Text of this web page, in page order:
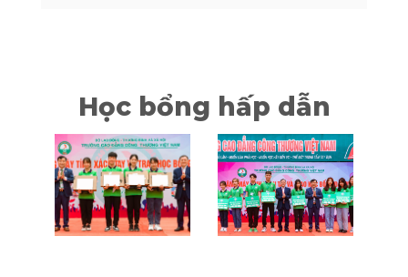
Học bổng hấp dẫn